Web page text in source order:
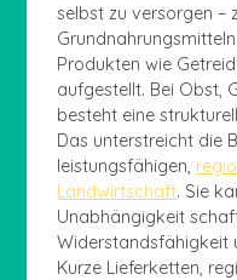
selbst zu versorgen –
Produkten wie
aufgestellt. Bei Obst,
besteht eine
Das unterstreicht die
leistungsfähigen,
Landwirtschaft. Sie
Unabhängigkeit
Widerstandsfähigkeit
Kurze Lieferketten,